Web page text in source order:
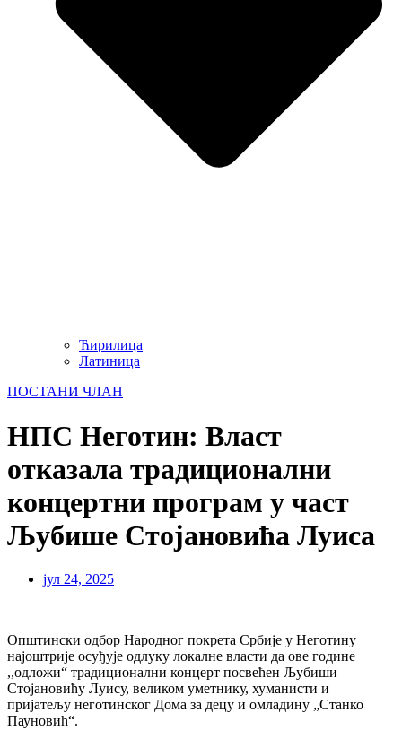
Ћирилица
Латиница
ПОСТАНИ ЧЛАН
НПС Неготин: Власт
отказала традиционални
концертни програм у част
Љубише Стојановића Луиса
јул 24, 2025
Општински одбор Народног покрета Србије у Неготину
најоштрије осуђује одлуку локалне власти да ове године
,,одложи“ традиционални концерт посвећен Љубиши
Стојановићу Луису, великом уметнику, хуманисти и
пријатељу неготинског Дома за децу и омладину „Станко
Пауновић“.